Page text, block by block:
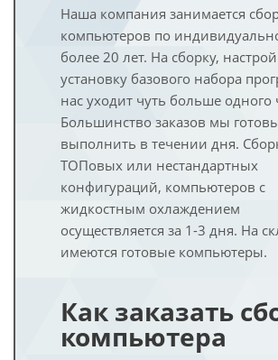
Наша компания занимается
компьютеров по
более 20 лет. На сборку,
установку базового набора
нас уходит чуть больше одного
Большинство заказов мы
выполнить в течении дня.
ТОПовых или нестандартных
конфигураций, компьютеров с
жидкостным охлаждением
осуществляется за 1-3 дня. На
имеются готовые компьютеры.
Как заказать
компьютера